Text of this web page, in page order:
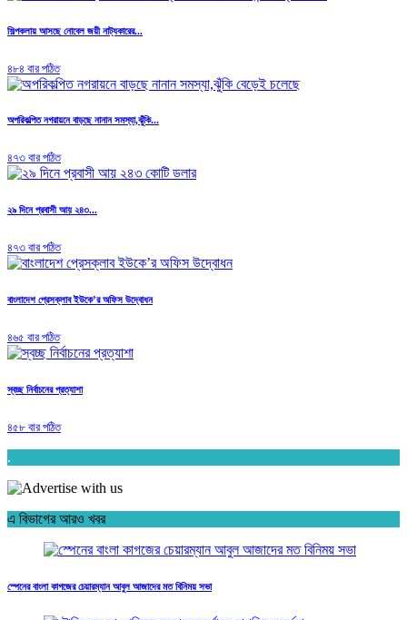
শিল্পকলায় আসছে নোবেল জয়ী নাট্যকারের...
৪৮৪ বার পঠিত
অপরিকল্পিত নগরায়নে বাড়ছে নানান সমস্যা,ঝুঁকি...
৪৭৩ বার পঠিত
২৯ দিনে প্রবাসী আয় ২৪৩...
৪৭৩ বার পঠিত
বাংলাদেশ প্রেসক্লাব ইউকে’র অফিস উদ্বোধন
৪৬৫ বার পঠিত
স্বচ্ছ নির্বাচনের প্রত্যাশা
৪৫৮ বার পঠিত
.
এ বিভাগের আরও খবর
স্পেনের বাংলা কাগজের চেয়ারম্যান আবুল আজাদের মত বিনিময় সভা